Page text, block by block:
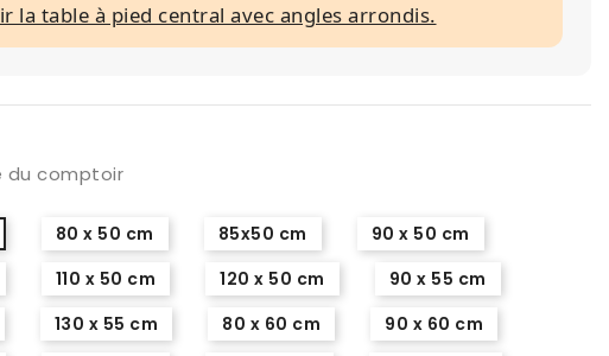
la table à pied central avec angles arrondis.
du comptoir
80 x 50 cm 85x50 cm
90 x 50 cm
110 x 50 cm 120 x 50 cm
90 x 55 cm
130 x 55 cm 80 x 60 cm
90 x 60 cm